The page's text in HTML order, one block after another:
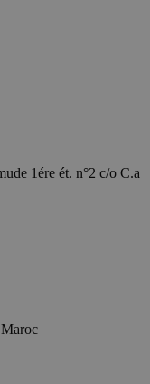
1ére ét. n°2 c/o C.a